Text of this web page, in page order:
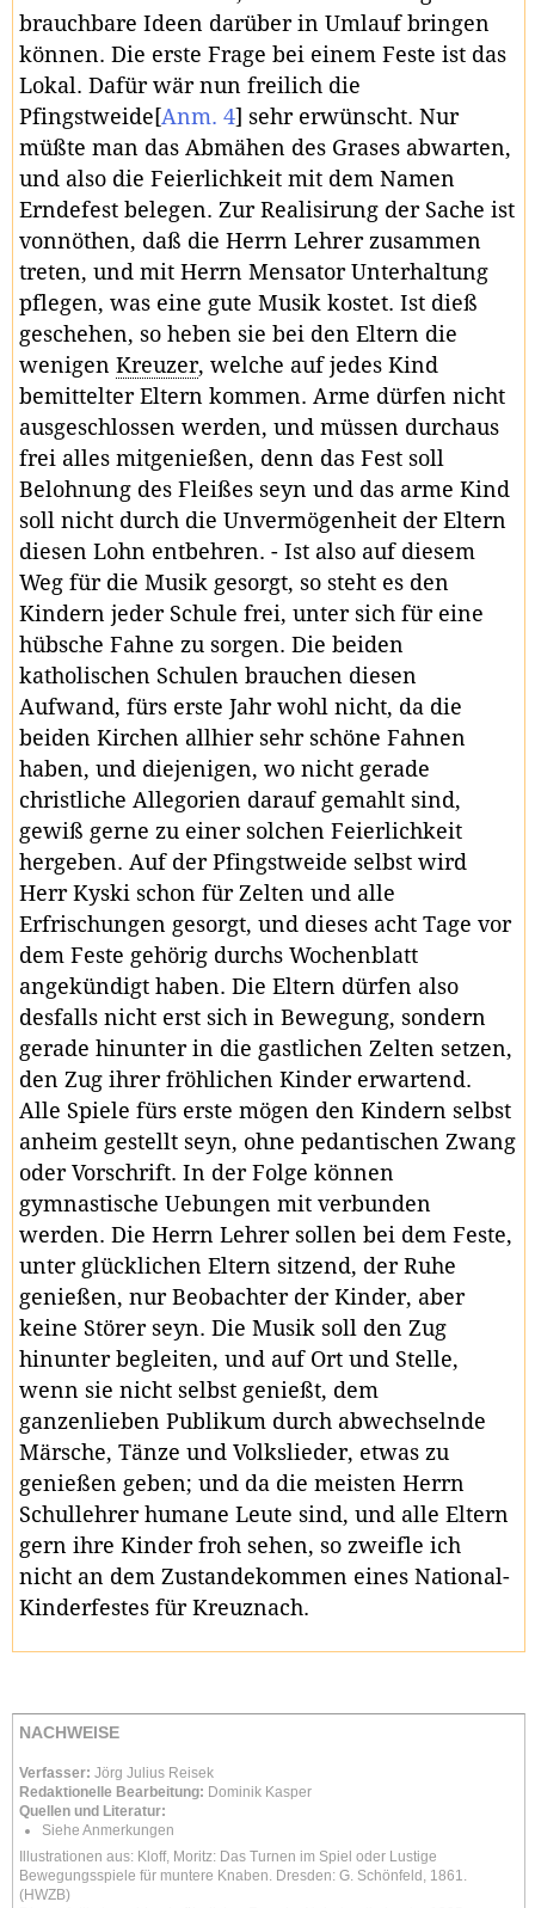
brauchbare Ideen darüber in Umlauf bringen
können. Die erste Frage bei einem Feste ist das
Lokal. Dafür wär nun freilich die
Pfingstweide [Anm. 4] sehr erwünscht. Nur
müßte man das Abmähen des Grases abwarten,
und also die Feierlichkeit mit dem Namen
Erndefest belegen. Zur Realisirung der Sache ist
vonnöthen, daß die Herrn Lehrer zusammen
treten, und mit Herrn Mensator Unterhaltung
pflegen, was eine gute Musik kostet. Ist dieß
geschehen, so heben sie bei den Eltern die
wenigen Kreuzer, welche auf jedes Kind
bemittelter Eltern kommen. Arme dürfen nicht
ausgeschlossen werden, und müssen durchaus
frei alles mitgenießen, denn das Fest soll
Belohnung des Fleißes seyn und das arme Kind
soll nicht durch die Unvermögenheit der Eltern
diesen Lohn entbehren. - Ist also auf diesem
Weg für die Musik gesorgt, so steht es den
Kindern jeder Schule frei, unter sich für eine
hübsche Fahne zu sorgen. Die beiden
katholischen Schulen brauchen diesen
Aufwand, fürs erste Jahr wohl nicht, da die
beiden Kirchen allhier sehr schöne Fahnen
haben, und diejenigen, wo nicht gerade
christliche Allegorien darauf gemahlt sind,
gewiß gerne zu einer solchen Feierlichkeit
hergeben. Auf der Pfingstweide selbst wird
Herr Kyski schon für Zelten und alle
Erfrischungen gesorgt, und dieses acht Tage vor
dem Feste gehörig durchs Wochenblatt
angekündigt haben. Die Eltern dürfen also
desfalls nicht erst sich in Bewegung, sondern
gerade hinunter in die gastlichen Zelten setzen,
den Zug ihrer fröhlichen Kinder erwartend.
Alle Spiele fürs erste mögen den Kindern selbst
anheim gestellt seyn, ohne pedantischen Zwang
oder Vorschrift. In der Folge können
gymnastische Uebungen mit verbunden
werden. Die Herrn Lehrer sollen bei dem Feste,
unter glücklichen Eltern sitzend, der Ruhe
genießen, nur Beobachter der Kinder, aber
keine Störer seyn. Die Musik soll den Zug
hinunter begleiten, und auf Ort und Stelle,
wenn sie nicht selbst genießt, dem
ganzenlieben Publikum durch abwechselnde
Märsche, Tänze und Volkslieder, etwas zu
genießen geben; und da die meisten Herrn
Schullehrer humane Leute sind, und alle Eltern
gern ihre Kinder froh sehen, so zweifle ich
nicht an dem Zustandekommen eines National-
Kinderfestes für Kreuznach.
NACHWEISE
Verfasser: Jörg Julius Reisek
Redaktionelle Bearbeitung: Dominik Kasper
Quellen und Literatur:
Siehe Anmerkungen
Illustrationen aus: Kloff, Moritz: Das Turnen im Spiel oder Lustige
Bewegungsspiele für muntere Knaben. Dresden: G. Schönfeld, 1861.
(HWZB)